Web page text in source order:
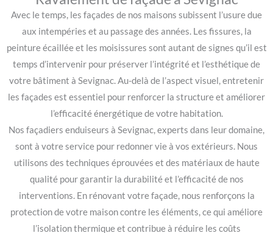
Avec le temps, les façades de nos maisons subissent l’usure due
aux intempéries et au passage des années. Les fissures, la
peinture écaillée et les moisissures sont autant de signes qu’il est
temps d’intervenir pour préserver l’intégrité et l’esthétique de
votre bâtiment à Sevignac. Au-delà de l’aspect visuel, entretenir
les façades est essentiel pour renforcer la structure et améliorer
l’efficacité énergétique de votre habitation.
Nos façadiers enduiseurs à Sevignac, experts dans leur domaine,
sont à votre service pour redonner vie à vos extérieurs. Nous
utilisons des techniques éprouvées et des matériaux de haute
qualité pour garantir la durabilité et l’efficacité de nos
interventions. En rénovant votre façade, nous renforçons la
protection de votre maison contre les éléments, ce qui améliore
l’isolation thermique et contribue à réduire les coûts